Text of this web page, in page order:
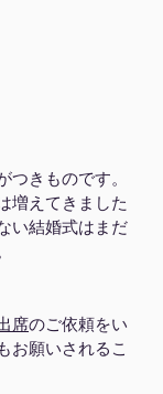
つきものです。
増えてきました
い結婚式はまだ
席のご依頼をい
お願いされるこ